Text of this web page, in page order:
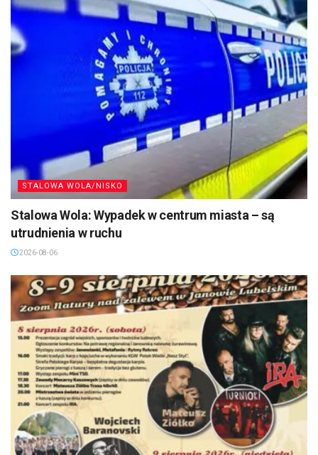
STALOWA WOLA/NISKO
Stalowa Wola: Wypadek w centrum miasta – są
utrudnienia w ruchu
2026-08-06